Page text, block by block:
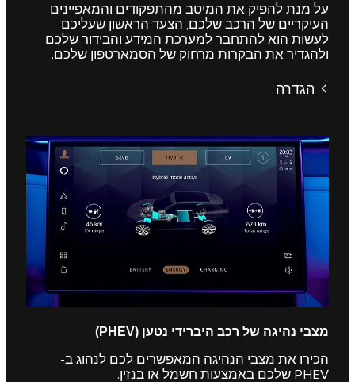
על מנת להפיק את המיטב מהתפקודים והמאפיינים
העיקריים של הרכב שלכם, הצעד הראשון שעליכם
לעשות הוא להתחבר למערכת המידע והבידור שלכם
ולהגדיר את הבקרות מרחוק של הסמארטפון שלכם.
הגדרה
מצבי נהיגה של רכב היברידי נטען (PHEV)
הכירו את מצבי הנהיגה המאפשרים לכם לנהוג ב-
PHEV שלכם באמצעות חשמל או בנזין.